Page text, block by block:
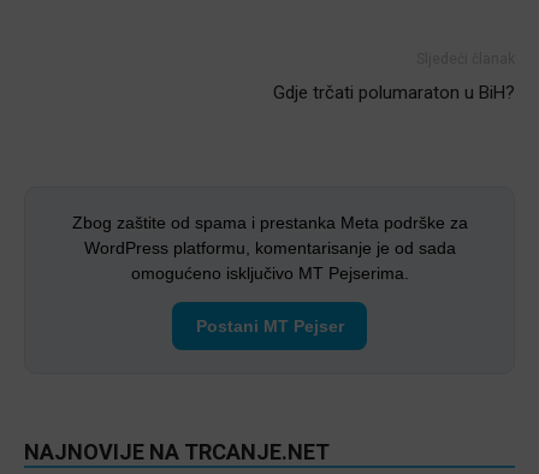
Gdje trčati polumaraton u BiH?
Zbog zaštite od spama i prestanka Meta podrške za
WordPress platformu, komentarisanje je od sada
omogućeno isključivo MT Pejserima.
Postani MT Pejser
NAJNOVIJE NA TRCANJE.NET